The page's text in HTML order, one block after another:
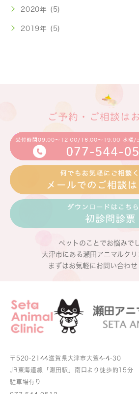
2020年 (5)
2019年 (5)
ご予約・ご相談は
ペットのことでお悩みで
大津市にある瀬田アニマルクリ
まずはお気軽にお問い合わせ
〒520-2144滋賀県大津市大萱4-4-30
JR東海道線「瀬田駅」南口より徒歩約15分
駐車場有り